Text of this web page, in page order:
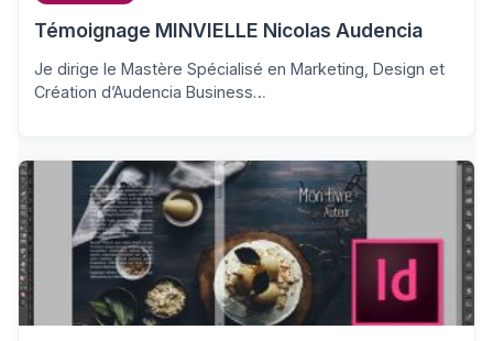
Témoignage MINVIELLE Nicolas Audencia
Je dirige le Mastère Spécialisé en Marketing, Design et
Création d’Audencia Business…